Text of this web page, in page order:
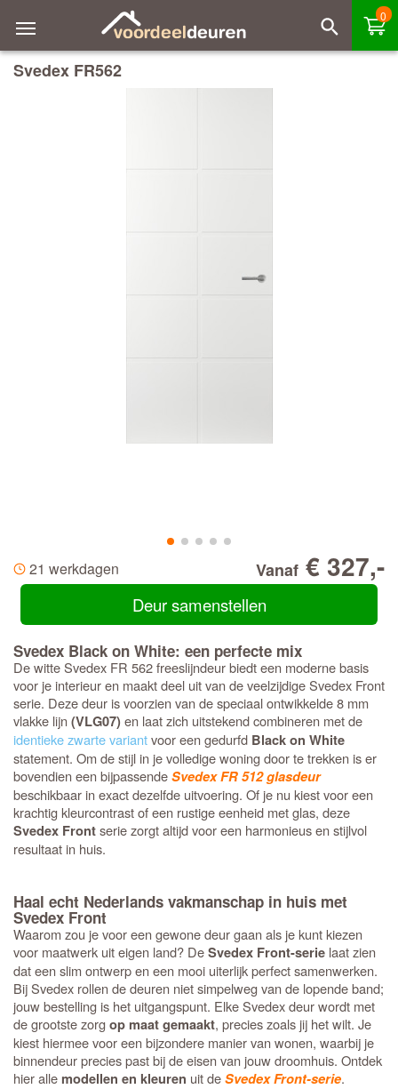
0
Svedex FR562
21 werkdagen Vanaf € 327,-
Deur samenstellen
Svedex Black on White: een perfecte mix
De witte Svedex FR 562 freeslijndeur biedt een moderne basis
voor je interieur en maakt deel uit van de veelzijdige Svedex Front
serie. Deze deur is voorzien van de speciaal ontwikkelde 8 mm
vlakke lijn(VLG07) en laat zich uitstekend combineren met de
identieke zwarte variantvoor een gedurfd Black on White
statement. Om de stijl in je volledige woning door te trekken is er
bovendien een bijpassendeSvedex FR 512 glasdeur
beschikbaar in exact dezelfde uitvoering. Of je nu kiest voor een
krachtig kleurcontrast of een rustige eenheid met glas, deze
Svedex Frontserie zorgt altijd voor een harmonieus en stijlvol
resultaat in huis.
Haal echt Nederlands vakmanschap in huis met
Svedex Front
Waarom zou je voor een gewone deur gaan als je kunt kiezen
voor maatwerk uit eigen land? DeSvedex Front-serie laat zien
dat een slim ontwerp en een mooi uiterlijk perfect samenwerken.
Bij Svedex rollen de deuren niet simpelweg van de lopende band;
jouw bestelling is het uitgangspunt. Elke Svedex deur wordt met
de grootste zorgop maat gemaakt, precies zoals jij het wilt. Je
kiest hiermee voor een bijzondere manier van wonen, waarbij je
binnendeur precies past bij de eisen van jouw droomhuis. Ontdek
hier alle modellen en kleuren uit deSvedex Front-serie.